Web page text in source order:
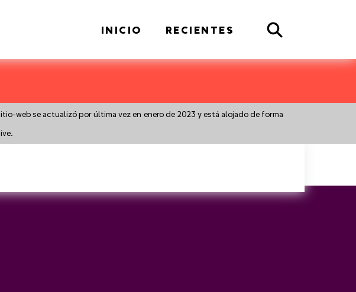
web se actualizó por última vez en enero de 2023 y está alojado de forma
INICIO RECIENTES Search